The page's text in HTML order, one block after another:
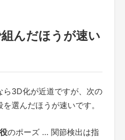
んだほうが速い
ら3D化が近道ですが、次の
選んだほうが速いです。
のポーズ … 関節検出は指